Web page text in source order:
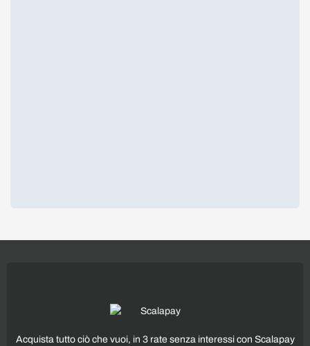
Acquista tutto ciò che vuoi, in 3 rate senza interessi con Scalapay